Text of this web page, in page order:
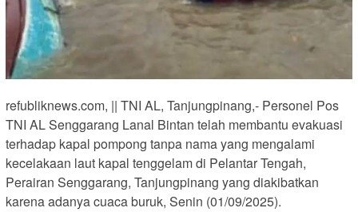
refubliknews.com, || TNI AL, Tanjungpinang,- Personel Pos
TNI AL Senggarang Lanal Bintan telah membantu evakuasi
terhadap kapal pompong tanpa nama yang mengalami
kecelakaan laut kapal tenggelam di Pelantar Tengah,
Perairan Senggarang, Tanjungpinang yang diakibatkan
karena adanya cuaca buruk, Senin (01/09/2025).